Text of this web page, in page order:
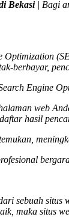
Bekasi| Bagi
berbayar,
Engine
web
hasil
sebuah
maka situs